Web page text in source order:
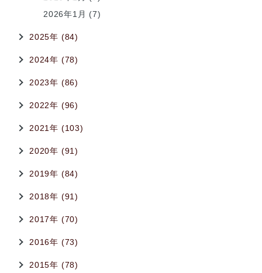
2026年1月 (7)
2025年 (84)
2024年 (78)
2023年 (86)
2022年 (96)
2021年 (103)
2020年 (91)
2019年 (84)
2018年 (91)
2017年 (70)
2016年 (73)
2015年 (78)